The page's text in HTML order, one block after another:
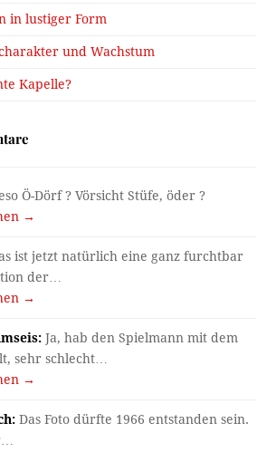
in lustiger Form
und Wachstum
Kapelle?
Ö-Dörf ? Vörsicht Stüfe, öder ?
→
ist jetzt natürlich eine ganz furchtbar
der…
→
Ja, hab den Spielmann mit dem
sehr schlecht…
→
Das Foto dürfte 1966 entstanden sein.